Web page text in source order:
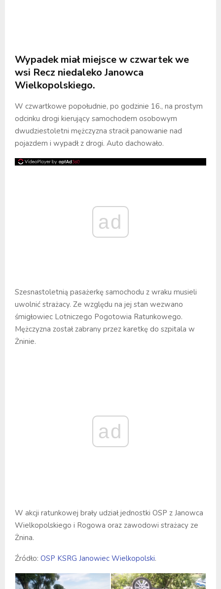
Wypadek miał miejsce w czwartek we
wsi Recz niedaleko Janowca
Wielkopolskiego.
W czwartkowe popołudnie, po godzinie 16., na prostym
odcinku drogi kierujący samochodem osobowym
dwudziestoletni mężczyzna stracił panowanie nad
pojazdem i wypadł z drogi. Auto dachowało.
ad
Szesnastoletnią pasażerkę samochodu z wraku musieli
uwolnić strażacy. Ze względu na jej stan wezwano
śmigłowiec Lotniczego Pogotowia Ratunkowego.
Mężczyzna został zabrany przez karetkę do szpitala w
Żninie.
ad
W akcji ratunkowej brały udział jednostki OSP z Janowca
Wielkopolskiego i Rogowa oraz zawodowi strażacy ze
Żnina.
Źródło: OSP KSRG Janowiec Wielkopolski.